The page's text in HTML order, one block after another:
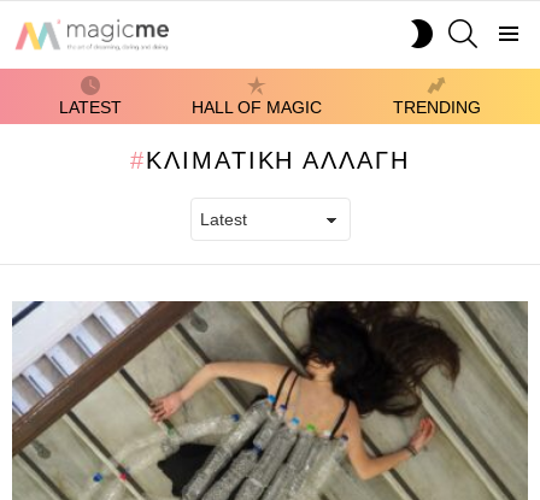
SWITCH
LATEST HALL OF MAGIC TRENDING
ΚΛΙΜΑΤΙΚΉ ΑΛΛΑΓΉ
LATEST
STORIES